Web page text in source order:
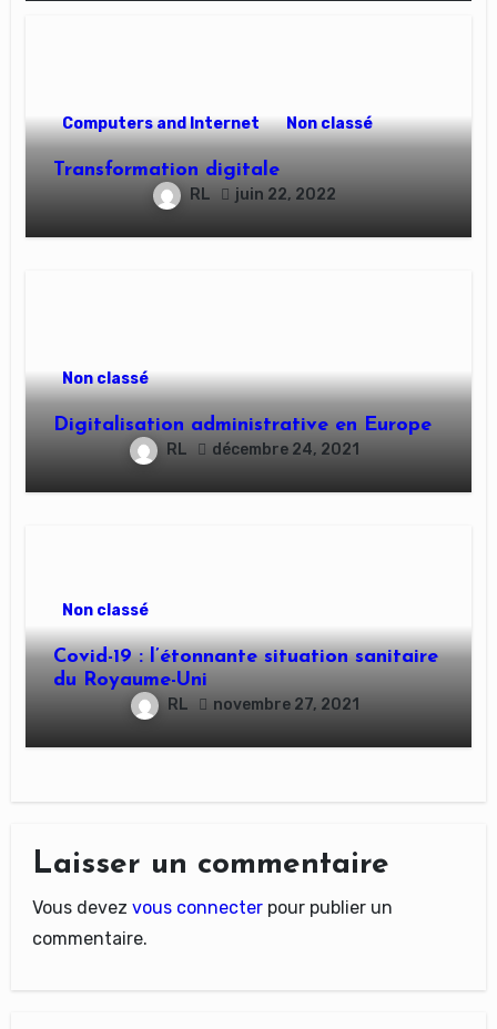
Computers and Internet Non classé
Transformation digitale
RL juin 22, 2022
Non classé
Digitalisation administrative en Europe
RL décembre 24, 2021
Non classé
Covid-19 : l’étonnante situation sanitaire
du Royaume-Uni
RL novembre 27, 2021
Laisser un commentaire
Vous devezvous connecter pour publier un
commentaire.